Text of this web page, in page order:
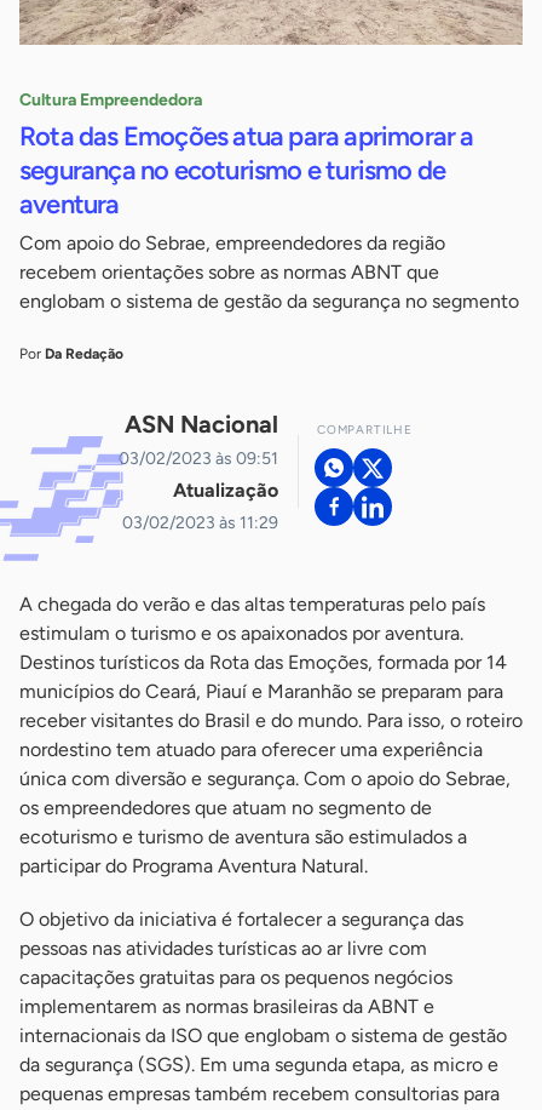
Cultura Empreendedora
Rota das Emoções atua para aprimorar a
segurança no ecoturismo e turismo de
aventura
Com apoio do Sebrae, empreendedores da região
recebem orientações sobre as normas ABNT que
englobam o sistema de gestão da segurança no segmento
Por Da Redação
ASN Nacional
03/02/2023 às 09:51
Atualização
03/02/2023 às 11:29
COMPARTILHE
A chegada do verão e das altas temperaturas pelo país
estimulam o turismo e os apaixonados por aventura.
Destinos turísticos da Rota das Emoções, formada por 14
municípios do Ceará, Piauí e Maranhão se preparam para
receber visitantes do Brasil e do mundo. Para isso, o roteiro
nordestino tem atuado para oferecer uma experiência
única com diversão e segurança. Com o apoio do Sebrae,
os empreendedores que atuam no segmento de
ecoturismo e turismo de aventura são estimulados a
participar do Programa Aventura Natural.
O objetivo da iniciativa é fortalecer a segurança das
pessoas nas atividades turísticas ao ar livre com
capacitações gratuitas para os pequenos negócios
implementarem as normas brasileiras da ABNT e
internacionais da ISO que englobam o sistema de gestão
da segurança (SGS). Em uma segunda etapa, as micro e
pequenas empresas também recebem consultorias para